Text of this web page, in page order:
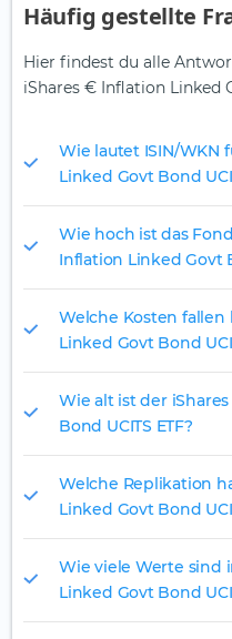
Häufig gestellte
Hier findest du alle
iShares € Inflation Linked
Wie lautet ISIN/WKN
Linked Govt Bond
Wie hoch ist das
Inflation Linked Govt
Welche Kosten
Linked Govt Bond
Wie alt ist der
Bond UCITS ETF?
Welche Replikation
Linked Govt Bond
Wie viele Werte sind
Linked Govt Bond